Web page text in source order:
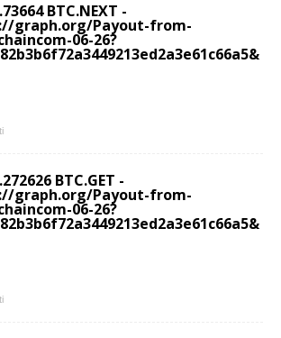
BTC.NEXT -
graph.org/Payout-from-
06-26?
BTC.GET -
graph.org/Payout-from-
06-26?